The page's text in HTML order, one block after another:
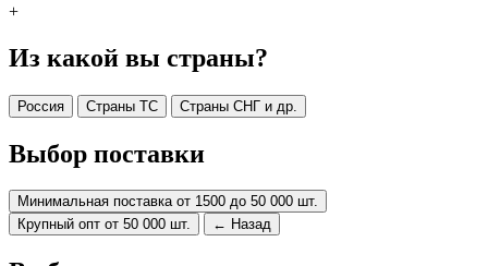
+
Из какой вы страны?
Россия Страны ТС Страны СНГ и др.
Выбор поставки
Минимальная поставка от 1500 до 50 000 шт.
Крупный опт от 50 000 шт.
← Назад